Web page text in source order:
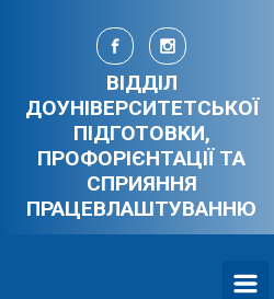
Skip to main content
ВІДДІЛ
ДОУНІВЕРСИТЕТСЬКОЇ
ПІДГОТОВКИ,
ПРОФОРІЄНТАЦІЇ ТА
СПРИЯННЯ
ПРАЦЕВЛАШТУВАННЮ